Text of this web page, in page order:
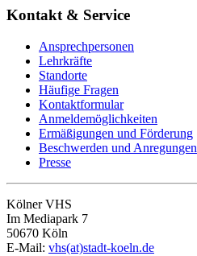
Kontakt & Service
Ansprechpersonen
Lehrkräfte
Standorte
Häufige Fragen
Kontaktformular
Anmeldemöglichkeiten
Ermäßigungen und Förderung
Beschwerden und Anregungen
Presse
Kölner VHS
Im Mediapark 7
50670 Köln
E-Mail: vhs(at)stadt-koeln.de